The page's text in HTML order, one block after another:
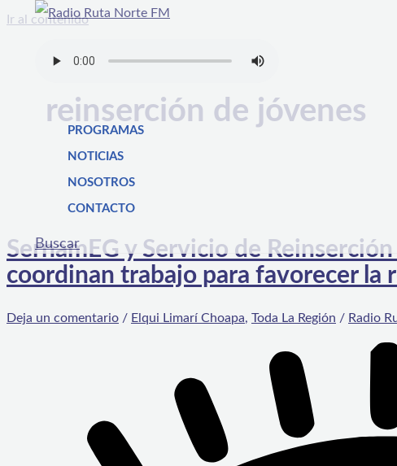
Ir al contenido
PROGRAMAS
NOTICIAS
NOSOTROS
CONTACTO
Buscar
reinserción de jóvenes
SernamEG y Servicio de
coordinan trabajo para favorecer la
Deja un comentario / Elqui Limarí Choapa, Toda La Región / Radio